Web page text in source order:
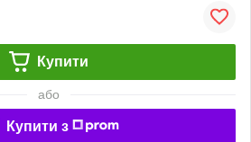
Купити
або
Купити з